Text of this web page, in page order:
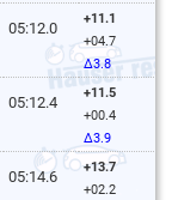
05:12.0
+11.1
+04.7
Δ3.8
05:12.4
+11.5
+00.4
Δ3.9
05:14.6
+13.7
+02.2